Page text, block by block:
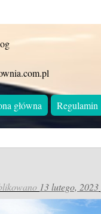
główna Regulamin
13 lutego, 2023